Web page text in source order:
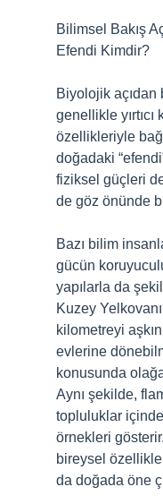
Bilimsel Bakış
Efendi Kimdir?
Biyolojik açıdan
genellikle yırtıcı
özellikleriyle
doğadaki
fiziksel güçleri
de göz önünde
Bazı bilim
gücün
yapılarla da
Kuzey
kilometreyi
evlerine
konusunda
Aynı şekilde,
topluluklar
örnekleri
bireysel
da doğada öne